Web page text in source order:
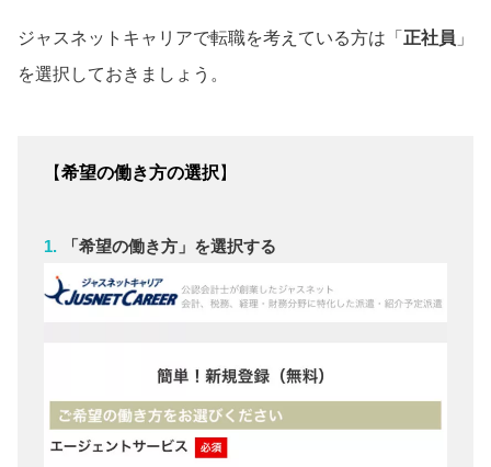
ジャスネットキャリアで転職を考えている方は「 正社員 」
を選択しておきましょう。
【希望の働き方の選択 】
「希望の働き方」を選択する